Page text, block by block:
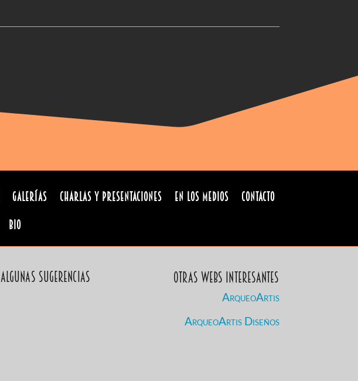
Galerías Charlas y Presentaciones En los medios
Contacto
Bio
Algunas sugerencias Otras Webs Interesantes
ArqueoArtis
ArqueoArtis Diseños